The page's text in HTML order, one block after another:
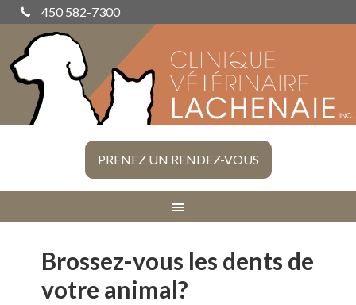
450 582-7300
PRENEZ UN RENDEZ-VOUS
Brossez-vous les dents de
votre animal?